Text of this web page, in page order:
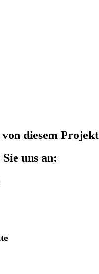
diesem Projekt
uns an: